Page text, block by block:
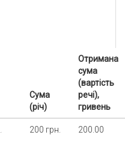
Сума
(річ)
Отримана
сума
(вартість
речі),
гривень
200 грн. 200.00